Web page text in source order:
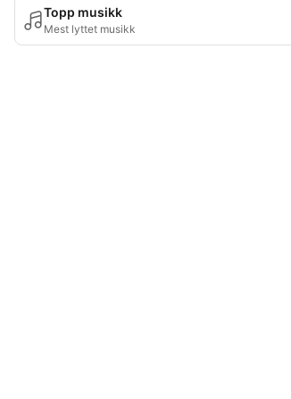
Topp musikk
Mest lyttet musikk